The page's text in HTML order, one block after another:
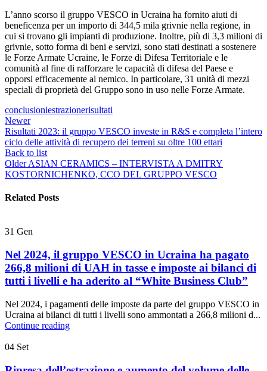
L’anno scorso il gruppo VESCO in Ucraina ha fornito aiuti di
beneficenza per un importo di 344,5 mila grivnie nella regione, in
cui si trovano gli impianti di produzione. Inoltre, più di 3,3 milioni di
grivnie, sotto forma di beni e servizi, sono stati destinati a sostenere
le Forze Armate Ucraine, le Forze di Difesa Territoriale e le
comunità al fine di rafforzare le capacità di difesa del Paese e
opporsi efficacemente al nemico. In particolare, 31 unità di mezzi
speciali di proprietà del Gruppo sono in uso nelle Forze Armate.
conclusioniestrazionerisultati
Newer
Risultati 2023: il gruppo VESCO investe in R&S e completa l’intero
ciclo delle attività di recupero dei terreni su oltre 100 ettari
Back to list
Older ASIAN CERAMICS – INTERVISTA A DMITRY
KOSTORNICHENKO, CCO DEL GRUPPO VESCO
Related Posts
31 Gen
Nel 2024, il gruppo VESCO in Ucraina ha pagato
266,8 milioni di UAH in tasse e imposte ai bilanci di
tutti i livelli e ha aderito al “White Business Club”
Nel 2024, i pagamenti delle imposte da parte del gruppo VESCO in
Ucraina ai bilanci di tutti i livelli sono ammontati a 266,8 milioni d...
Continue reading
04 Set